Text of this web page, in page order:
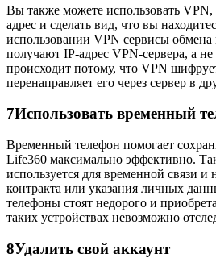
Вы также можете использовать
адрес и сделать вид, что вы
использовании VPN сервисы
получают IP-адрес VPN-сервера, а
происходит потому, что VPN
перенаправляет его через сервер в
7Использовать временный
Временный телефон помогает
Life360 максимально эффективно.
используется для временной связи и
контракта или указания личных
телефоны стоят недорого и
таких устройствах невозможно
8Удалить свой аккаунт